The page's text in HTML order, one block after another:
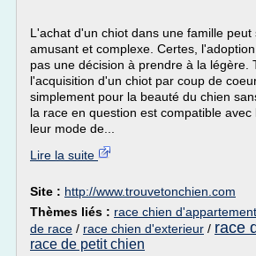
L'achat d'un chiot dans une famille
amusant et complexe. Certes,
pas une décision à prendre à la légère.
l'acquisition d'un chiot par coup de
simplement pour la beauté du chien
la race en question est compatible avec
leur mode de...
Lire la suite
Site : http://www.trouvetonchien.com
Thèmes liés : race chien d'appartement
de race / race chien d'exterieur / race
race de petit chien